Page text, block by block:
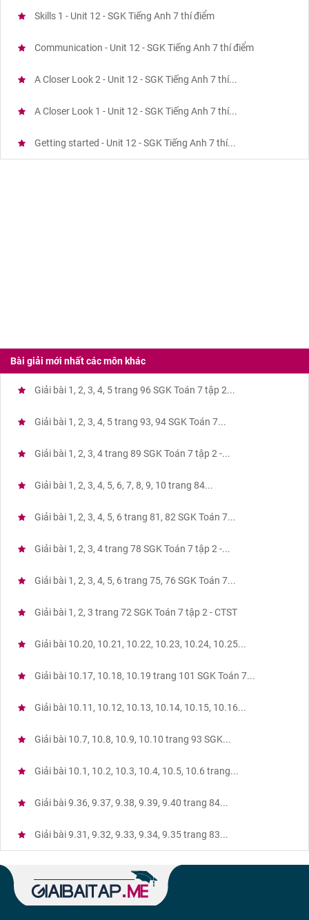
Skills 1 - Unit 12 - SGK Tiếng Anh 7 thí điểm
Communication - Unit 12 - SGK Tiếng Anh 7 thí điểm
A Closer Look 2 - Unit 12 - SGK Tiếng Anh 7 thí...
A Closer Look 1 - Unit 12 - SGK Tiếng Anh 7 thí...
Getting started - Unit 12 - SGK Tiếng Anh 7 thí...
Bài giải mới nhất các môn khác
Giải bài 1, 2, 3, 4, 5 trang 96 SGK Toán 7 tập 2...
Giải bài 1, 2, 3, 4, 5 trang 93, 94 SGK Toán 7...
Giải bài 1, 2, 3, 4 trang 89 SGK Toán 7 tập 2 -...
Giải bài 1, 2, 3, 4, 5, 6, 7, 8, 9, 10 trang 84...
Giải bài 1, 2, 3, 4, 5, 6 trang 81, 82 SGK Toán 7...
Giải bài 1, 2, 3, 4 trang 78 SGK Toán 7 tập 2 -...
Giải bài 1, 2, 3, 4, 5, 6 trang 75, 76 SGK Toán 7...
Giải bài 1, 2, 3 trang 72 SGK Toán 7 tập 2 - CTST
Giải bài 10.20, 10.21, 10.22, 10.23, 10.24, 10.25...
Giải bài 10.17, 10.18, 10.19 trang 101 SGK Toán 7...
Giải bài 10.11, 10.12, 10.13, 10.14, 10.15, 10.16...
Giải bài 10.7, 10.8, 10.9, 10.10 trang 93 SGK...
Giải bài 10.1, 10.2, 10.3, 10.4, 10.5, 10.6 trang...
Giải bài 9.36, 9.37, 9.38, 9.39, 9.40 trang 84...
Giải bài 9.31, 9.32, 9.33, 9.34, 9.35 trang 83...